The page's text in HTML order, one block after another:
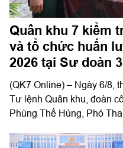
Quân khu 7 kiểm
và tổ chức huấn
2026 tại Sư đoàn
(QK7 Online) – Ngày 6/8,
Tư lệnh Quân khu, đoàn
Phùng Thế Hùng, Phó
huấn luyện giai đoạn 2